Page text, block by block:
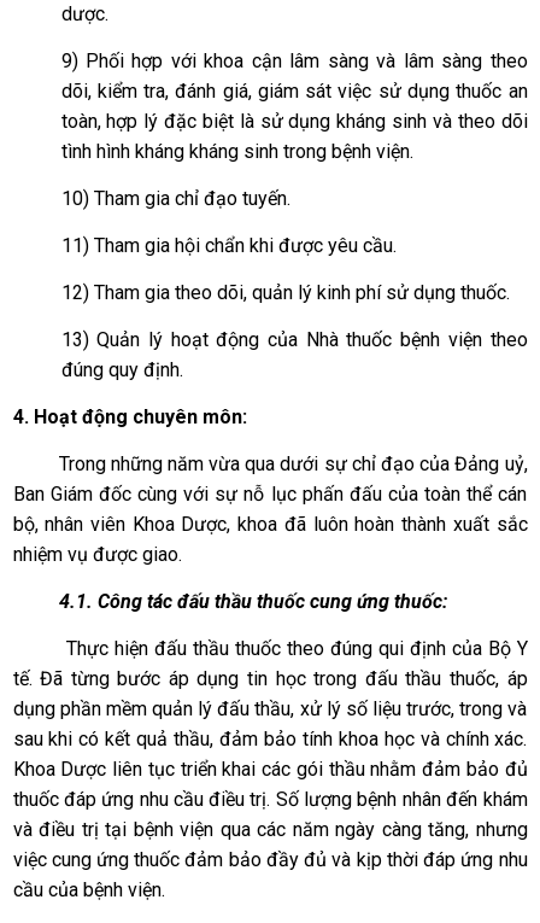
dược.
9) Phối hợp với khoa cận lâm sàng và lâm sàng theo
dõi, kiểm tra, đánh giá, giám sát việc sử dụng thuốc an
toàn, hợp lý đặc biệt là sử dụng kháng sinh và theo dõi
tình hình kháng kháng sinh trong bệnh viện.
10) Tham gia chỉ đạo tuyến.
11) Tham gia hội chẩn khi được yêu cầu.
12) Tham gia theo dõi, quản lý kinh phí sử dụng thuốc.
13) Quản lý hoạt động của Nhà thuốc bệnh viện theo
đúng quy định.
4. Hoạt động chuyên môn:
Trong những năm vừa qua dưới sự chỉ đạo của Đảng uỷ,
Ban Giám đốc cùng với sự nỗ lục phấn đấu của toàn thể cán
bộ, nhân viên Khoa Dược, khoa đã luôn hoàn thành xuất sắc
nhiệm vụ được giao.
4.1. Công tác đấu thầu thuốc cung ứng thuốc:
Thực hiện đấu thầu thuốc theo đúng qui định của Bộ Y
tế. Đã từng bước áp dụng tin học trong đấu thầu thuốc, áp
dụng phần mềm quản lý đấu thầu, xử lý số liệu trước, trong và
sau khi có kết quả thầu, đảm bảo tính khoa học và chính xác.
Khoa Dược liên tục triển khai các gói thầu nhằm đảm bảo đủ
thuốc đáp ứng nhu cầu điều trị. Số lượng bệnh nhân đến khám
và điều trị tại bệnh viện qua các năm ngày càng tăng, nhưng
việc cung ứng thuốc đảm bảo đầy đủ và kịp thời đáp ứng nhu
cầu của bệnh viện.